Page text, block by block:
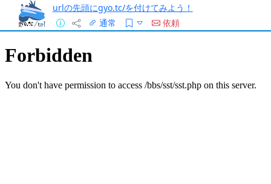
urlの先頭にgyo.tc/を付けてみよう！
通常
依頼